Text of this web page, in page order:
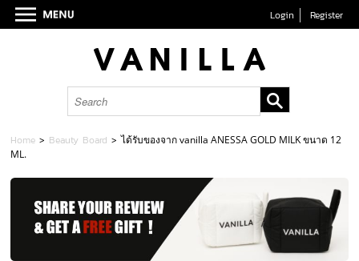
Login Register
Home > Beauty Board >ได้รับของจาก vanilla ANESSA GOLD MILK ขนาด 12
ML.